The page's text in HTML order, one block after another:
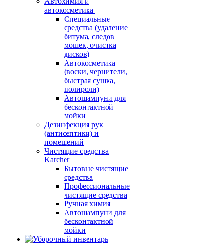
автокосметика
Специальные
средства (удаление
битума, следов
мошек, очистка
дисков)
Автокосметика
(воски, чернители,
быстрая сушка,
полироли)
Автошампуни для
бесконтактной
мойки
Дезинфекция рук
(антисептики) и
помещений
Чистящие средства
Karcher
Бытовые чистящие
средства
Профессиональные
чистящие средства
Ручная химия
Автошампуни для
бесконтактной
мойки